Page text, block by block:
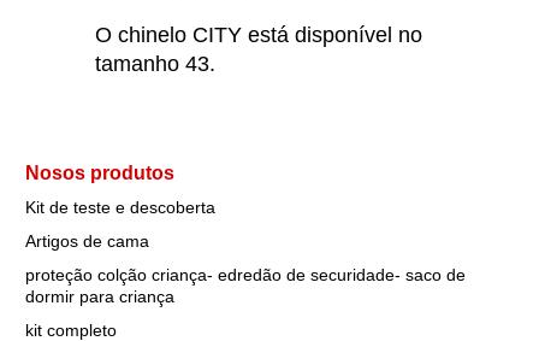
O chinelo CITY está disponível no
tamanho 43.
Nosos produtos
Kit de teste e descoberta
Artigos de cama
proteção colção criança- edredão de securidade- saco de
dormir para criança
kit completo